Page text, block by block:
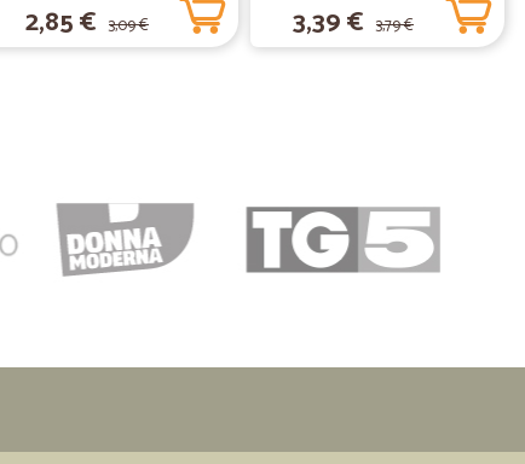
28/05/2020
02/05/2020
con ordine e accorgimenti per alimenti fragili.
2,85 € 3,09 € 3,39 € 3,79 €